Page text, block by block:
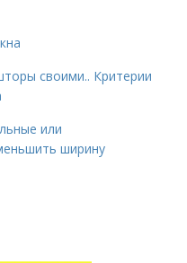
своими.. Критерии
или
ширину